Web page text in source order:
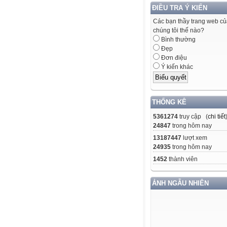
ĐIỀU TRA Ý KIẾN
Các bạn thầy trang web
chúng tôi thế nào?
Bình thường
Đẹp
Đơn điệu
Ý kiến khác
THỐNG KÊ
5361274 truy cập (chi tiết)
24847 trong hôm nay
13187447 lượt xem
24935 trong hôm nay
1452 thành viên
ẢNH NGẪU NHIÊN